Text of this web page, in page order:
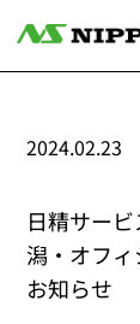
2024.02.23
日精サー
潟・オフ
お知らせ